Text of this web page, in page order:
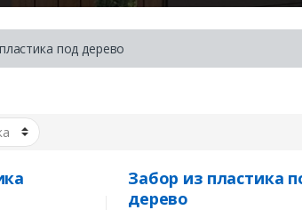
под дерево
Забор из пластика
дерево